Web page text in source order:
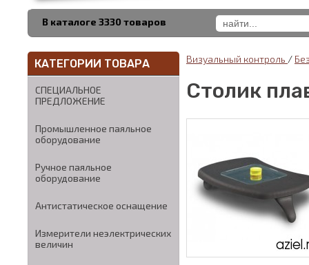
В каталоге 3330 товаров
КАТЕГОРИИ ТОВАРА
СПЕЦИАЛЬНОЕ
ПРЕДЛОЖЕНИЕ
Промышленное паяльное
оборудование
Ручное паяльное
оборудование
Антистатическое оснащение
Измерители неэлектрических
величин
Визуальный контроль /
Столик